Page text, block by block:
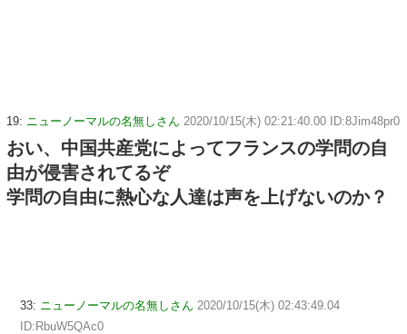
19: ニューノーマルの名無しさん 2020/10/15(木) 02:21:40.00 ID:8Jim48pr0
おい、中国共産党によってフランスの学問の自
由が侵害されてるぞ
学問の自由に熱心な人達は声を上げないのか？
33: ニューノーマルの名無しさん 2020/10/15(木) 02:43:49.04
ID:RbuW5QAc0